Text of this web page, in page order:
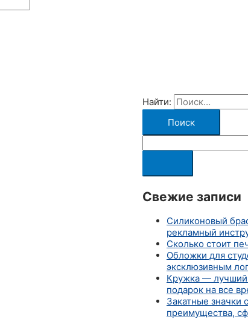
Найти:
Свежие записи
Силиконовый
рекламный
Сколько стоит
Обложки для
эксклюзивным
Кружка — лучший
подарок на все
Закатные значки
преимущества,